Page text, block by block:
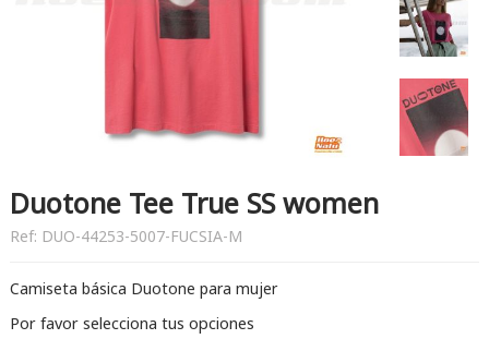
Duotone Tee True SS women
Ref: DUO-44253-5007-FUCSIA-M
Camiseta básica Duotone para mujer
Por favor selecciona tus opciones